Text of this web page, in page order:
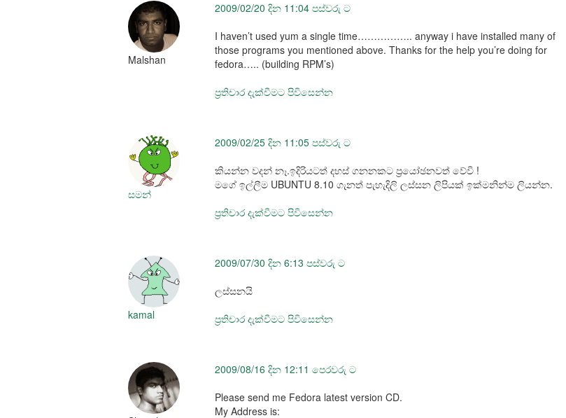
Malshan
2009/02/20 දින 11:04 පස්වරු ට
I haven’t used yum a single time…………….. anyway i have installed many of
those programs you mentioned above. Thanks for the help you’re doing for
fedora….. (building RPM’s)
ප්‍රතිචාර දැක්වීමට පිවිසෙන්න
සමන්
2009/02/25 දින 11:05 පස්වරු ට
කියන්න වදන් නෑ.ඉදිරියටත් දහස් ගනනකට ප්‍රයෝඡනවත් වේවි !
මගේ ඉල්ලීම UBUNTU 8.10 ගැනත් පැහැදිලි ලස්සන ලිපියක් ඉක්මනින්ම ලියන්න.
ප්‍රතිචාර දැක්වීමට පිවිසෙන්න
kamal
2009/07/30 දින 6:13 පස්වරු ට
ලස්සනයි
ප්‍රතිචාර දැක්වීමට පිවිසෙන්න
2009/08/16 දින 12:11 පෙරවරු ට
Please send me Fedora latest version CD.
My Address is: